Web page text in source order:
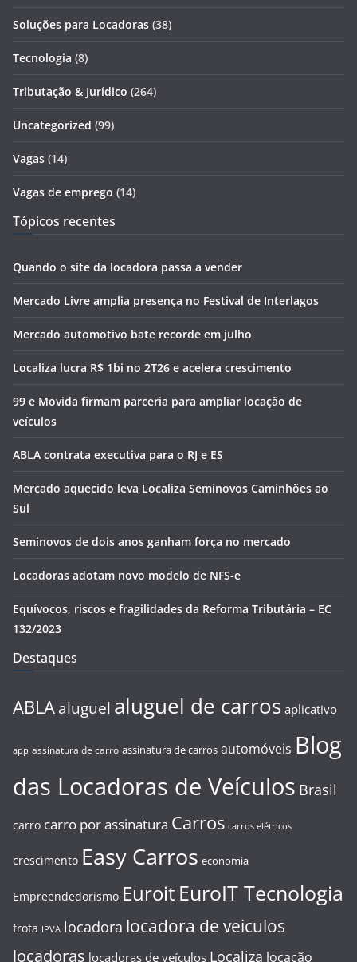
Soluções para Locadoras (38)
Tecnologia (8)
Tributação & Jurídico (264)
Uncategorized (99)
Vagas (14)
Vagas de emprego (14)
Tópicos recentes
Quando o site da locadora passa a vender
Mercado Livre amplia presença no Festival de Interlagos
Mercado automotivo bate recorde em julho
Localiza lucra R$ 1bi no 2T26 e acelera crescimento
99 e Movida firmam parceria para ampliar locação de
veículos
ABLA contrata executiva para o RJ e ES
Mercado aquecido leva Localiza Seminovos Caminhões ao
Sul
Seminovos de dois anos ganham força no mercado
Locadoras adotam novo modelo de NFS-e
Equívocos, riscos e fragilidades da Reforma Tributária – EC
132/2023
Destaques
ABLA aluguel aluguel de carros aplicativo
app assinatura de carro assinatura de carros automóveis Blog
das Locadoras de Veículos Brasil
carro carro por assinatura Carros carros elétricos
crescimento Easy Carros economia
Empreendedorismo Euroit EuroIT Tecnologia
frota IPVA locadora locadora de veiculos
locadoras locadoras de veículos Localiza locação